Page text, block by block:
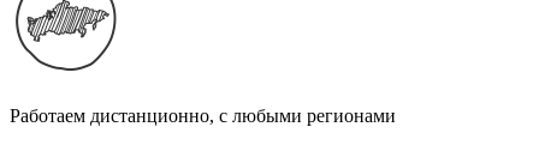
Работаем дистанционно, с любыми регионами